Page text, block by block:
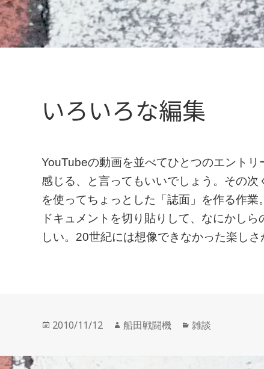
いろいろな編集
YouTubeの動画を並べてひとつのエント
感じる、と言ってもいいでしょう。その
を使ってちょっとした「誌面」を作る作
ドキュメントを切り貼りして、なにかし
しい。20世紀には想像できなかった楽しさ
投
2010/11/12
作
船田戦闘機
カ
雑談